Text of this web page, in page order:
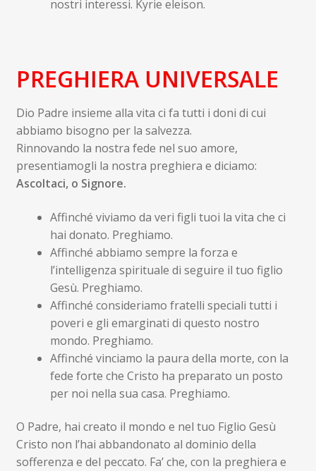
nostri interessi. Kyrie eleison.
PREGHIERA UNIVERSALE
Dio Padre insieme alla vita ci fa tutti i doni di cui
abbiamo bisogno per la salvezza.
Rinnovando la nostra fede nel suo amore,
presentiamogli la nostra preghiera e diciamo:
Ascoltaci, o Signore.
Affinché viviamo da veri figli tuoi la vita che ci
hai donato. Preghiamo.
Affinché abbiamo sempre la forza e
l’intelligenza spirituale di seguire il tuo figlio
Gesù. Preghiamo.
Affinché consideriamo fratelli speciali tutti i
poveri e gli emarginati di questo nostro
mondo. Preghiamo.
Affinché vinciamo la paura della morte, con la
fede forte che Cristo ha preparato un posto
per noi nella sua casa. Preghiamo.
O Padre, hai creato il mondo e nel tuo Figlio Gesù
Cristo non l’hai abbandonato al dominio della
sofferenza e del peccato. Fa’ che, con la preghiera e